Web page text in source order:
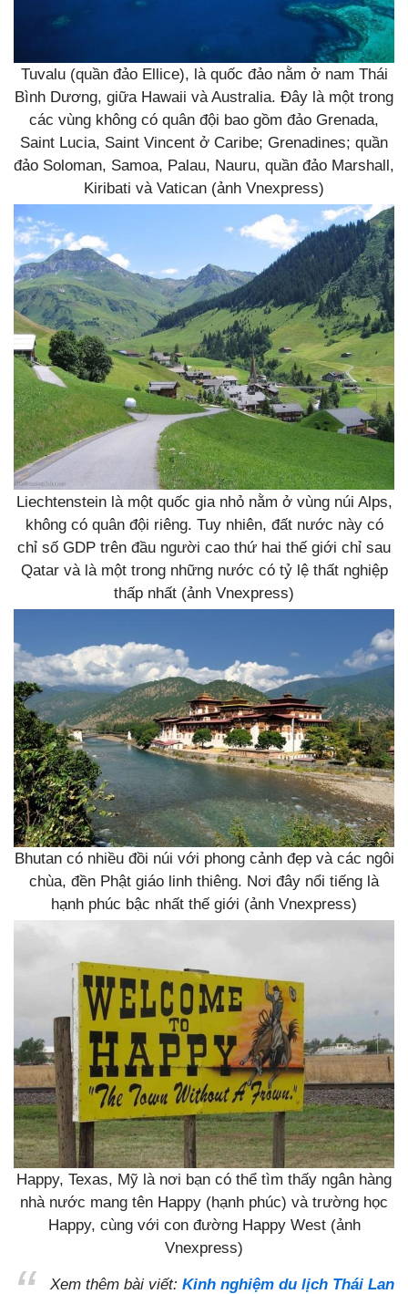
Tuvalu (quần đảo Ellice), là quốc đảo nằm ở nam Thái
Bình Dương, giữa Hawaii và Australia. Đây là một trong
các vùng không có quân đội bao gồm đảo Grenada,
Saint Lucia, Saint Vincent ở Caribe; Grenadines; quần
đảo Soloman, Samoa, Palau, Nauru, quần đảo Marshall,
Kiribati và Vatican (ảnh Vnexpress)
Liechtenstein là một quốc gia nhỏ nằm ở vùng núi Alps,
không có quân đội riêng. Tuy nhiên, đất nước này có
chỉ số GDP trên đầu người cao thứ hai thế giới chỉ sau
Qatar và là một trong những nước có tỷ lệ thất nghiệp
thấp nhất (ảnh Vnexpress)
Bhutan có nhiều đồi núi với phong cảnh đẹp và các ngôi
chùa, đền Phật giáo linh thiêng. Nơi đây nổi tiếng là
hạnh phúc bậc nhất thế giới (ảnh Vnexpress)
Happy, Texas, Mỹ là nơi bạn có thể tìm thấy ngân hàng
nhà nước mang tên Happy (hạnh phúc) và trường học
Happy, cùng với con đường Happy West (ảnh
Vnexpress)
Xem thêm bài viết: Kinh nghiệm du lịch Thái Lan